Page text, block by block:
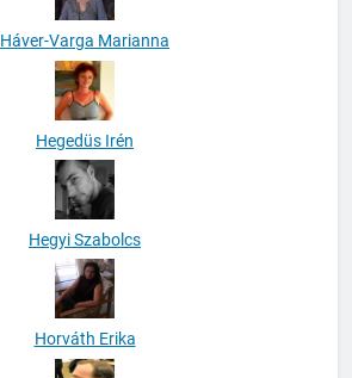
Háver-Varga Marianna
Hegedüs Irén
Hegyi Szabolcs
Horváth Erika